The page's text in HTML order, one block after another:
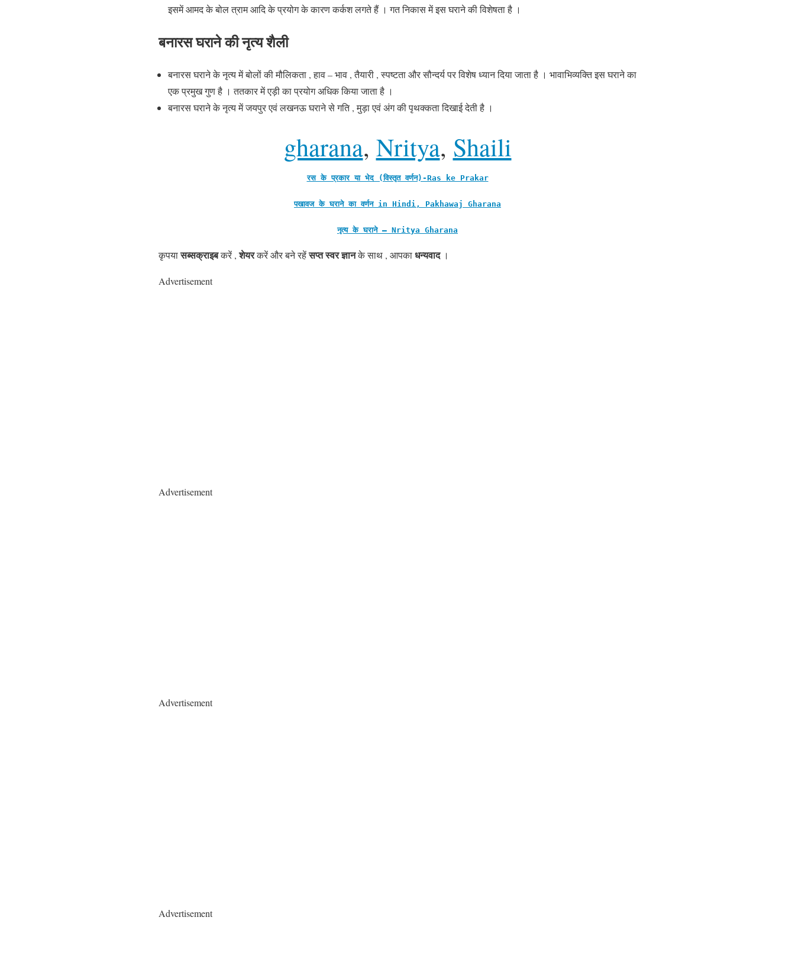
इसमें आमद के बोल त्राम आदि के प्रयोग के कारण कर्कश लगते हैं । गत निकास में इस घराने की विशेषता है ।
बनारस घराने की नृत्य शैली
बनारस घराने के नृत्य में बोलों की मौलिकता , हाव – भाव , तैयारी , स्पष्टता और सौन्दर्य पर विशेष ध्यान दिया जाता है । भावाभिव्यक्ति इस घराने का
एक प्रमुख गुण है । ततकार में एड़ी का प्रयोग अधिक किया जाता है ।
बनारस घराने के नृत्य में जयपुर एवं लखनऊ घराने से गति , मुड़ा एवं अंग की पृथक्कता दिखाई देती है ।
gharana, Nritya, Shaili
रस के प्रकार या भेद (विस्तृत वर्णन)-Ras ke Prakar
पखावज के घराने का वर्णन in Hindi, Pakhawaj Gharana
नृत्य के घराने – Nritya Gharana
कृपयासब्सक्राइबकरें ,शेयरकरें और बने रहेंसप्त स्वर ज्ञानके साथ , आपकाधन्यवाद ।
Advertisement
Advertisement
Advertisement
Advertisement